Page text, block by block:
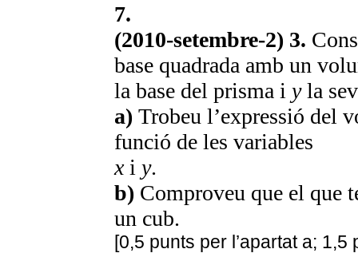
7.
(2010-setembre-2) 3.
base quadrada amb un
la base del prisma i yla
a) Trobeu l’expressió del
funció de les variables
xi y.
b) Comproveu que el que
un cub.
[0,5 punts per l’apartat a; 1,5